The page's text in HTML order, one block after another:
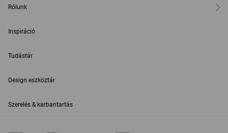
Rólunk
Inspiráció
Tudástár
Design eszköztár
Szerelés & karbantartás